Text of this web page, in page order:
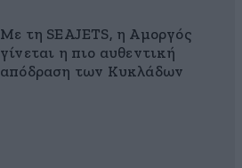
Με τη SEAJETS, η Αμοργός
γίνεται η πιο αυθεντική
απόδραση των Κυκλάδων